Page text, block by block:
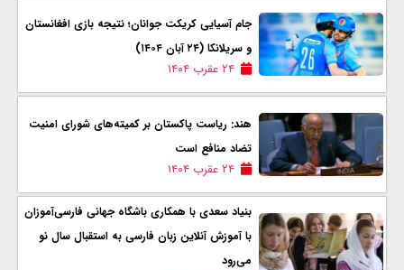
جام آسیایی کریکت جوانان؛ نتیجه بازی افغانستان
و سریلانکا (۲۴ آبان ۱۴۰۴)
۲۴ عقرب ۱۴۰۴
هند: ریاست پاکستان بر کمیته‌های شورای امنیت
تضاد منافع است
۲۴ عقرب ۱۴۰۴
بنیاد سعدی با همکاری باشگاه جهانی فارسی‌آموزان
با آموزش آنلاین زبان فارسی به استقبال سال نو
می‌رود